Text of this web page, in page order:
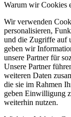
Warum wir Cookies
Wir verwenden
personalisieren,
und die Zugriffe auf
geben wir
unsere Partner für
Unsere Partner
weiteren Daten
die sie im Rahmen
geben Einwilligung
weiterhin nutzen.